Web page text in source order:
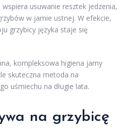
usuwanie resztek jedzenia,
w jamie ustnej. W efekcie,
grzybicy języka staje się
kompleksowa higiena jamy
skuteczna metoda na
uśmiechu na długie lata.
na grzybicę